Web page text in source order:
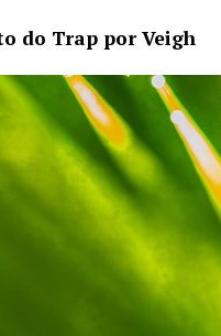
do Trap por Veigh